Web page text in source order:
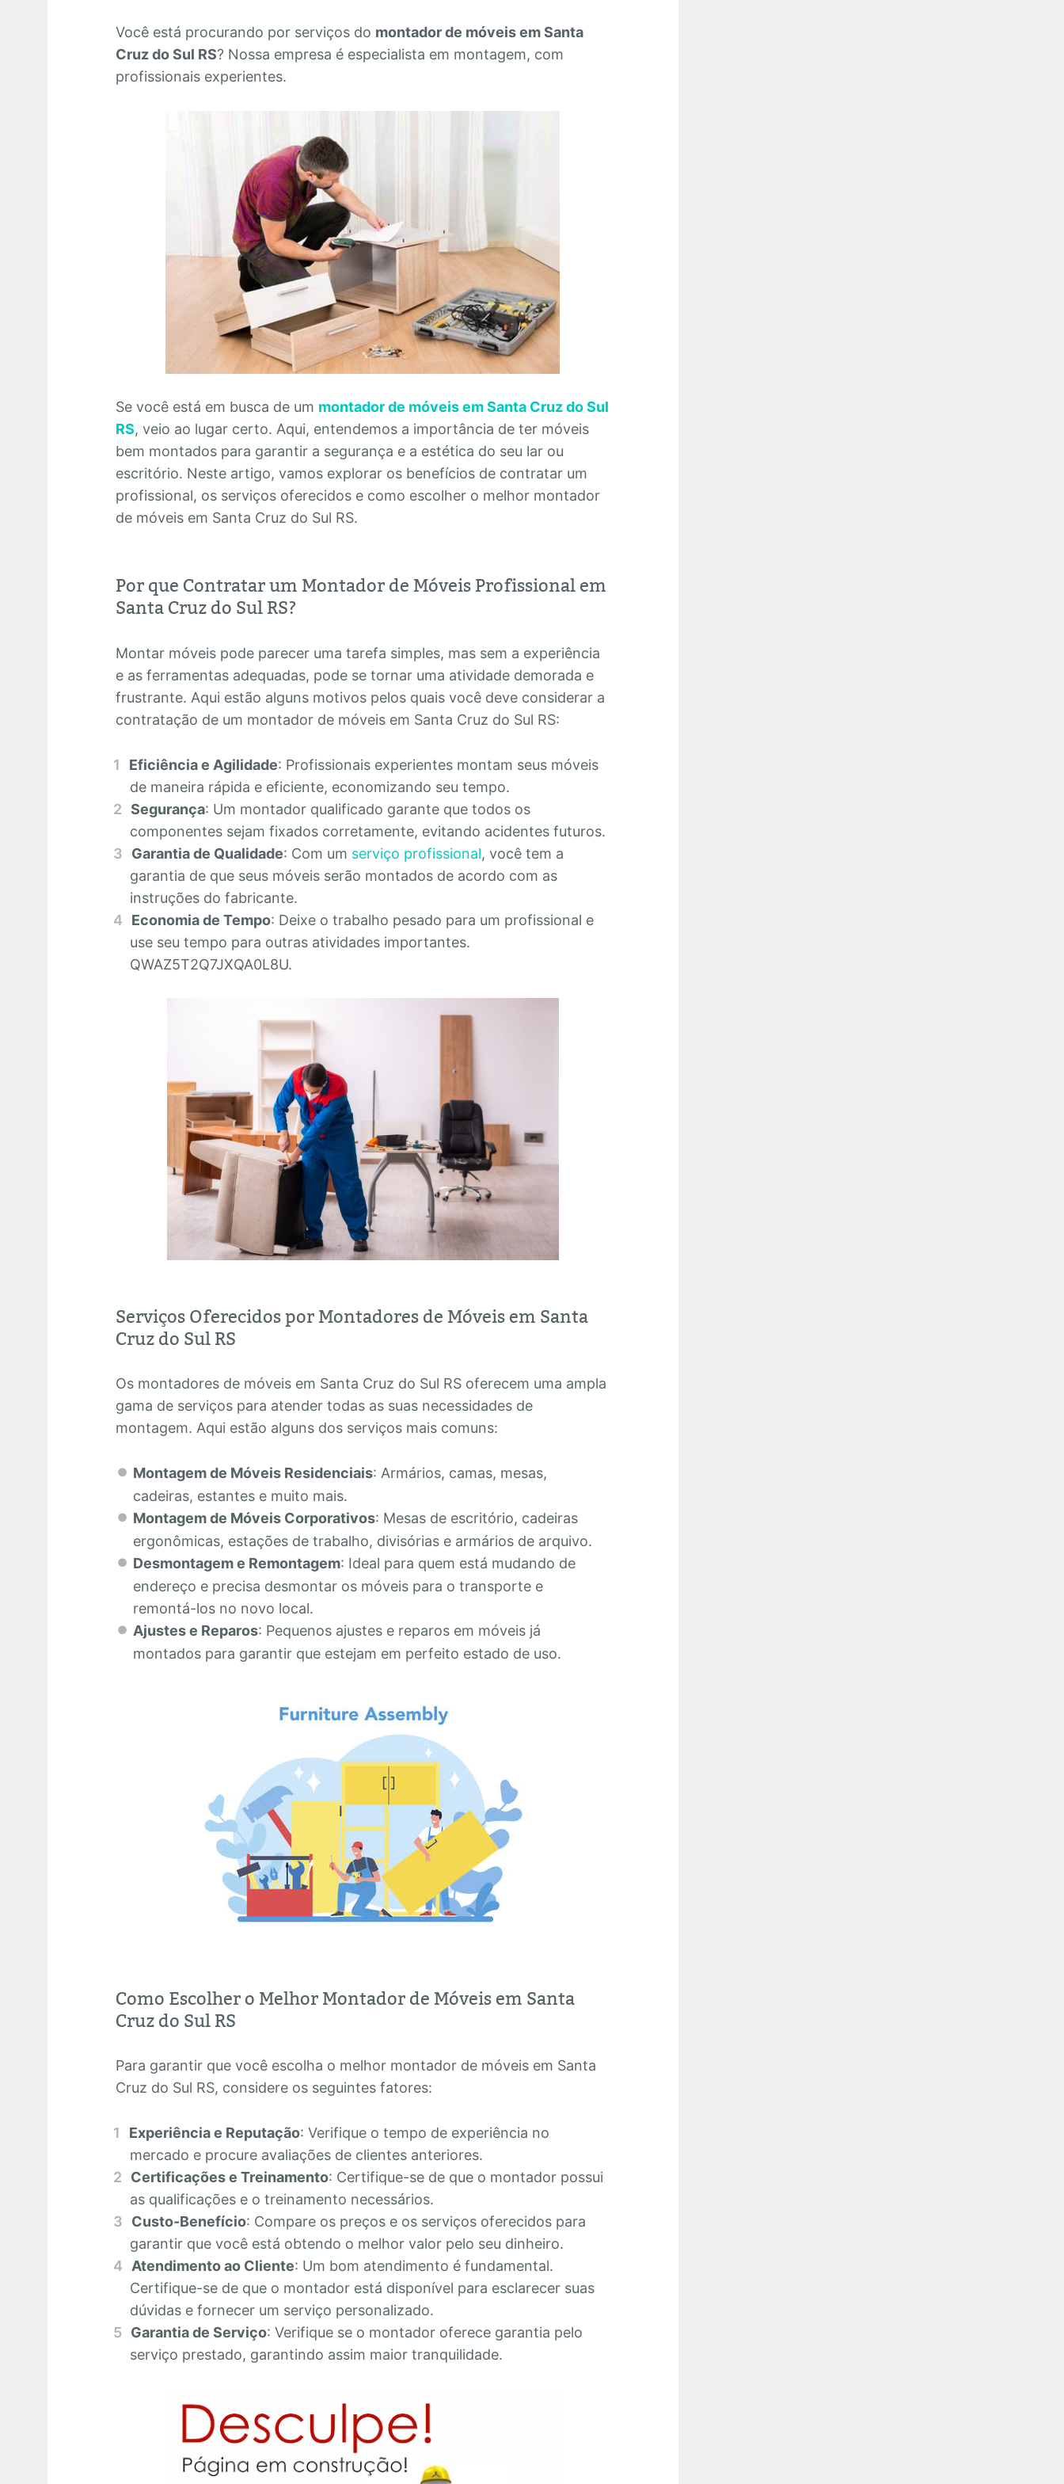
Você está procurando por serviços do montador de móveis em Santa
Cruz do Sul RS? Nossa empresa é especialista em montagem, com
profissionais experientes.
Se você está em busca de um montador de móveis em Santa Cruz do Sul
RS, veio ao lugar certo. Aqui, entendemos a importância de ter móveis
bem montados para garantir a segurança e a estética do seu lar ou
escritório. Neste artigo, vamos explorar os benefícios de contratar um
profissional, os serviços oferecidos e como escolher o melhor montador
de móveis em Santa Cruz do Sul RS.
Por que Contratar um Montador de Móveis Profissional em
Santa Cruz do Sul RS?
Montar móveis pode parecer uma tarefa simples, mas sem a experiência
e as ferramentas adequadas, pode se tornar uma atividade demorada e
frustrante. Aqui estão alguns motivos pelos quais você deve considerar a
contratação de um montador de móveis em Santa Cruz do Sul RS:
Eficiência e Agilidade: Profissionais experientes montam seus móveis
de maneira rápida e eficiente, economizando seu tempo.
Segurança: Um montador qualificado garante que todos os
componentes sejam fixados corretamente, evitando acidentes futuros.
Garantia de Qualidade: Com um serviço profissional, você tem a
garantia de que seus móveis serão montados de acordo com as
instruções do fabricante.
Economia de Tempo: Deixe o trabalho pesado para um profissional e
use seu tempo para outras atividades importantes.
QWAZ5T2Q7JXQA0L8U.
Serviços Oferecidos por Montadores de Móveis em Santa
Cruz do Sul RS
Os montadores de móveis em Santa Cruz do Sul RS oferecem uma ampla
gama de serviços para atender todas as suas necessidades de
montagem. Aqui estão alguns dos serviços mais comuns:
Montagem de Móveis Residenciais: Armários, camas, mesas,
cadeiras, estantes e muito mais.
Montagem de Móveis Corporativos: Mesas de escritório, cadeiras
ergonômicas, estações de trabalho, divisórias e armários de arquivo.
Desmontagem e Remontagem: Ideal para quem está mudando de
endereço e precisa desmontar os móveis para o transporte e
remontá-los no novo local.
Ajustes e Reparos: Pequenos ajustes e reparos em móveis já
montados para garantir que estejam em perfeito estado de uso.
Como Escolher o Melhor Montador de Móveis em Santa
Cruz do Sul RS
Para garantir que você escolha o melhor montador de móveis em Santa
Cruz do Sul RS, considere os seguintes fatores:
Experiência e Reputação: Verifique o tempo de experiência no
mercado e procure avaliações de clientes anteriores.
Certificações e Treinamento: Certifique-se de que o montador possui
as qualificações e o treinamento necessários.
Custo-Benefício: Compare os preços e os serviços oferecidos para
garantir que você está obtendo o melhor valor pelo seu dinheiro.
Atendimento ao Cliente: Um bom atendimento é fundamental.
Certifique-se de que o montador está disponível para esclarecer suas
dúvidas e fornecer um serviço personalizado.
Garantia de Serviço: Verifique se o montador oferece garantia pelo
serviço prestado, garantindo assim maior tranquilidade.